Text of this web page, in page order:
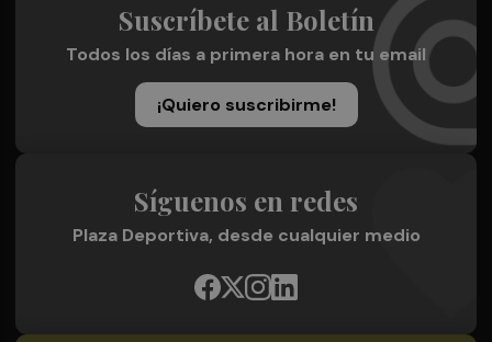
Suscríbete al Boletín
Todos los días a primera hora en tu email
¡Quiero suscribirme!
Síguenos en redes
Plaza Deportiva, desde cualquier medio